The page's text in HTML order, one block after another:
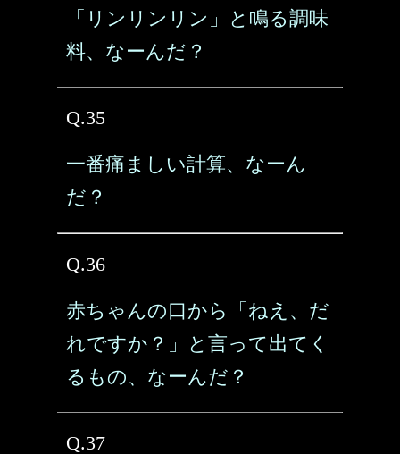
「リンリンリン」と鳴る調味
料、なーんだ？
Q.35
一番痛ましい計算、なーん
だ？
Q.36
赤ちゃんの口から「ねえ、だ
れですか？」と言って出てく
るもの、なーんだ？
Q.37